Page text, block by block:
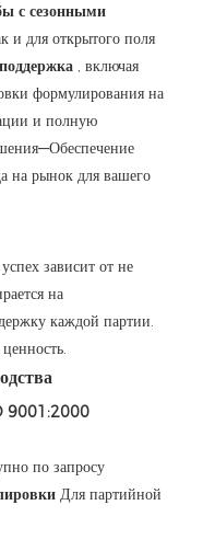
с сезонными
и для открытого поля
, включая
формулирования на
и полную
на рынок для вашего
зависит от не
на
каждой партии.
9001:2000
по запросу
Для партийной